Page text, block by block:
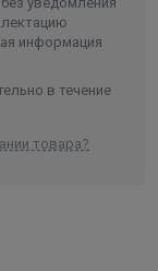
информация
в течение
товара?